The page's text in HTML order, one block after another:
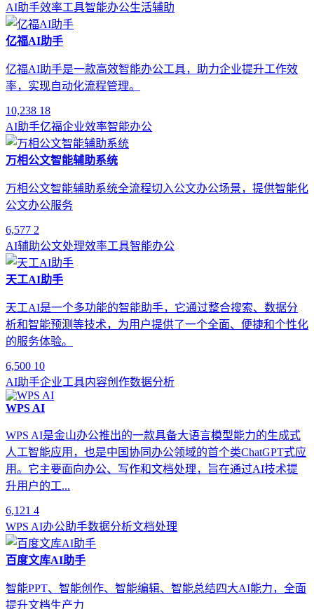
AI助手效率工具智能办公生活辅助
亿福AI助手
亿福AI助手是一款高效智能办公工具，助力企业提升工作效
率，实现自动化流程管理。
10,238 18
AI助手亿福企业效率智能办公
万相公文智能辅助系统
万相公文智能辅助系统全流程切入公文办公场景，提供智能化
公文办公服务
6,577 2
AI辅助公文处理效率工具智能办公
天工AI助手
天工AI是一个多功能的智能助手，它通过整合搜索、数据分
析和智能预测等技术，为用户提供了一个全面、便捷和个性化
的服务体验。
6,500 10
AI助手企业工具内容创作数据分析
WPS AI
WPS AI是金山办公推出的一款具备大语言模型能力的生成式
人工智能应用，也是中国协同办公领域的首个类ChatGPT式应
用。它主要面向办公、写作和文档处理，旨在通过AI技术提
升用户的工...
6,121 4
WPS AI办公助手数据分析文档处理
百度文库AI助手
智能PPT、智能创作、智能编辑、智能总结四大AI能力，全面
提升文档生产力